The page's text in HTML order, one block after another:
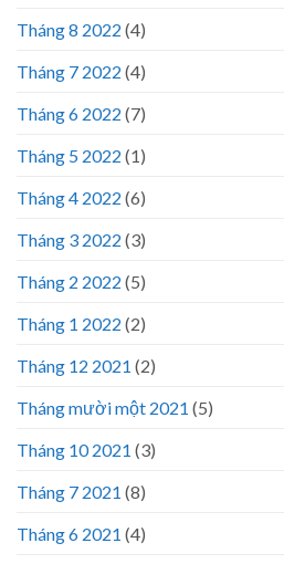
Tháng 8 2022 (4)
Tháng 7 2022 (4)
Tháng 6 2022 (7)
Tháng 5 2022 (1)
Tháng 4 2022 (6)
Tháng 3 2022 (3)
Tháng 2 2022 (5)
Tháng 1 2022 (2)
Tháng 12 2021 (2)
Tháng mười một 2021 (5)
Tháng 10 2021 (3)
Tháng 7 2021 (8)
Tháng 6 2021 (4)